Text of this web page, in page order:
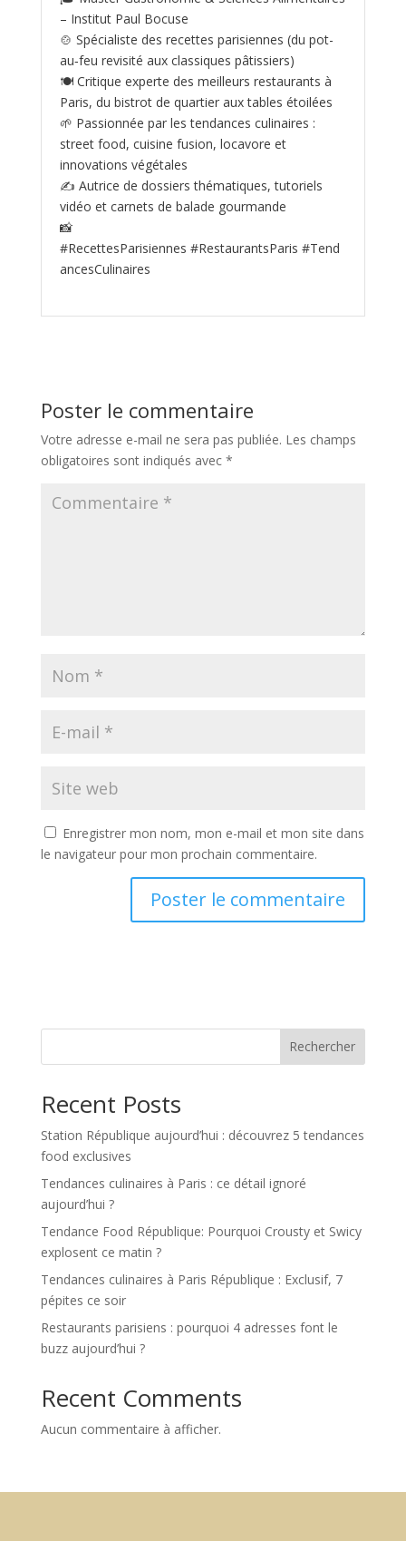
– Institut Paul Bocuse
🍲 Spécialiste des recettes parisiennes (du pot-
au‑feu revisité aux classiques pâtissiers)
🍽️ Critique experte des meilleurs restaurants à
Paris, du bistrot de quartier aux tables étoilées
🌱 Passionnée par les tendances culinaires :
street food, cuisine fusion, locavore et
innovations végétales
✍️ Autrice de dossiers thématiques, tutoriels
vidéo et carnets de balade gourmande
📸
#RecettesParisiennes #RestaurantsParis #Tend
ancesCulinaires
Poster le commentaire
Votre adresse e-mail ne sera pas publiée. Les champs
obligatoires sont indiqués avec *
Enregistrer mon nom, mon e-mail et mon site dans
le navigateur pour mon prochain commentaire.
Rechercher
Recent Posts
Station République aujourd’hui : découvrez 5 tendances
food exclusives
Tendances culinaires à Paris : ce détail ignoré
aujourd’hui ?
Tendance Food République: Pourquoi Crousty et Swicy
explosent ce matin ?
Tendances culinaires à Paris République : Exclusif, 7
pépites ce soir
Restaurants parisiens : pourquoi 4 adresses font le
buzz aujourd’hui ?
Recent Comments
Aucun commentaire à afficher.